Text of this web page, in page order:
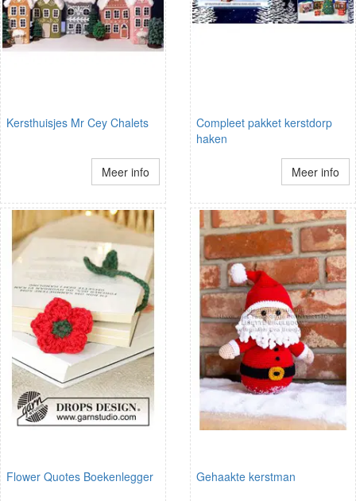
Kersthuisjes Mr Cey Chalets
Meer info
Compleet pakket kerstdorp
haken
Meer info
Flower Quotes Boekenlegger Gehaakte kerstman